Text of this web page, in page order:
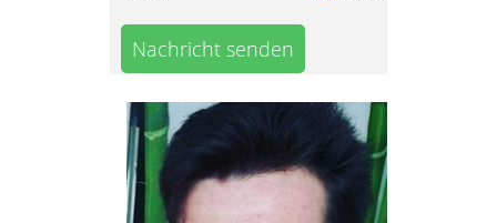
Nachricht senden